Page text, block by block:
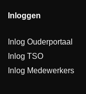
Inloggen
Inlog Ouderportaal
Inlog TSO
Inlog Medewerkers